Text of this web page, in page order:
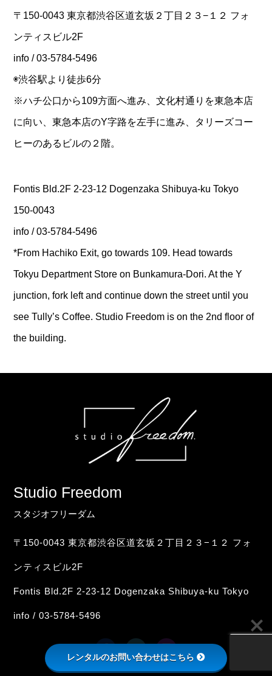
〒150-0043 東京都渋谷区道玄坂２丁目２３−１２ フォ
ンティスビル2F
info / 03-5784-5496
◉渋谷駅より徒歩6分
※ハチ公口から109方面へ進み、文化村通りを東急本店
に向い、東急本店のY字路を左手に進み、タリーズコー
ヒーのあるビルの２階。
Fontis Bld.2F 2-23-12 Dogenzaka Shibuya-ku Tokyo
150-0043
info / 03-5784-5496
*From Hachiko Exit, go towards 109. Head towards
Tokyu Department Store on Bunkamura-Dori. At the Y
junction, fork left and continue down the street until you
see Tully’s Coffee. Studio Freedom is on the 2nd floor of
the building.
Studio Freedom
スタジオフリーダム
〒150-0043 東京都渋谷区道玄坂２丁目２３−１２ フォ
ンティスビル2F
Fontis Bld.2F 2-23-12 Dogenzaka Shibuya-ku Tokyo
info / 03-5784-5496
レンタルのお問い合わせはこちら